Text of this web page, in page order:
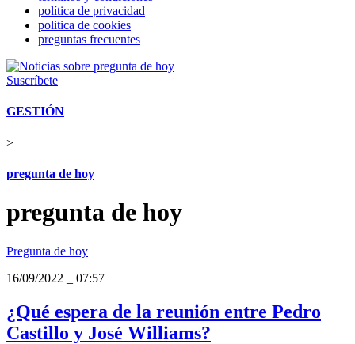
política de privacidad
politica de cookies
preguntas frecuentes
Suscríbete
GESTIÓN
>
pregunta de hoy
pregunta de hoy
Pregunta de hoy
16/09/2022
07:57
¿Qué espera de la reunión entre Pedro
Castillo y José Williams?